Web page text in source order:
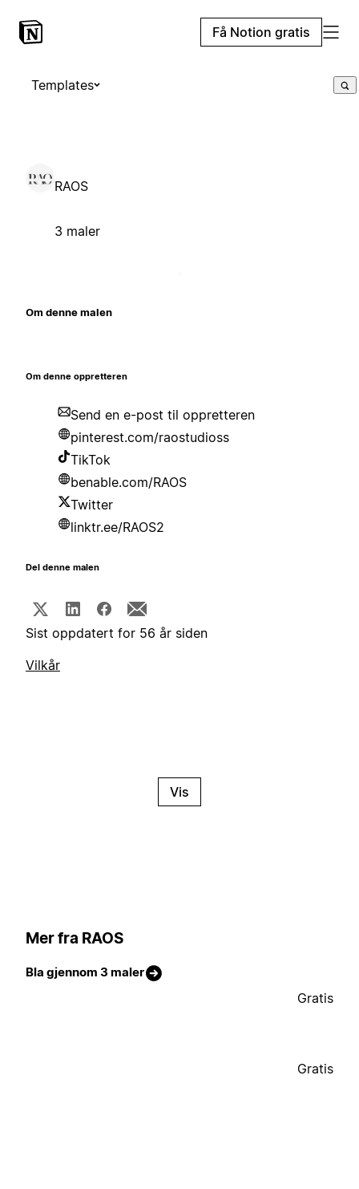
Få Notion gratis
Templates
RAOS
3 maler
Om denne malen
Om denne oppretteren
Send en e-post til oppretteren
pinterest.com/raostudioss
TikTok
benable.com/RAOS
Twitter
linktr.ee/RAOS2
Del denne malen
Sist oppdatert for 56 år siden
Vilkår
Vis
Mer fra RAOS
Bla gjennom 3 maler
Gratis
Gratis